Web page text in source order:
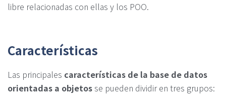
libre relacionadas con ellas y los POO.
Características
Las principales características de la base de datos
orientadas a objetosse pueden dividir en tres grupos: